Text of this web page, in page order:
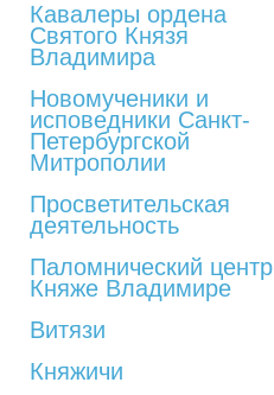
Кавалеры ордена
Святого Князя
Владимира
Новомученики и
исповедники Санкт-
Петербургской
Митрополии
Просветительская
деятельность
Паломнический центр
Княже Владимире
Витязи
Княжичи